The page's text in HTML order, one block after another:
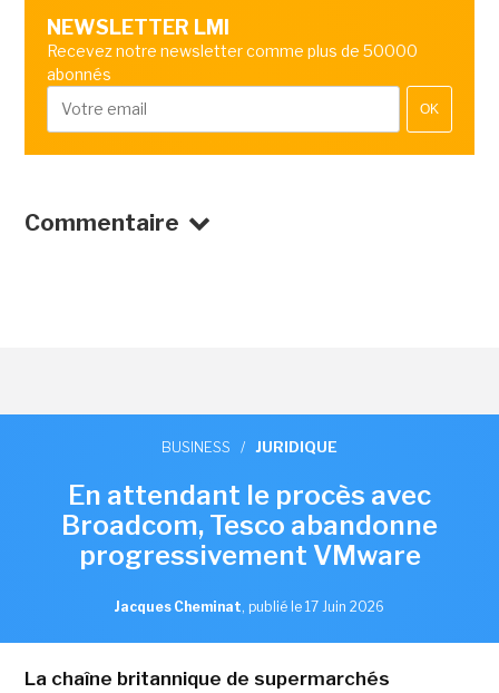
NEWSLETTER LMI
Recevez notre newsletter comme plus de 50000
abonnés
OK
Commentaire
BUSINESS / JURIDIQUE
En attendant le procès avec
Broadcom, Tesco abandonne
progressivement VMware
Jacques Cheminat, publié le 17 Juin 2026
La chaîne britannique de supermarchés